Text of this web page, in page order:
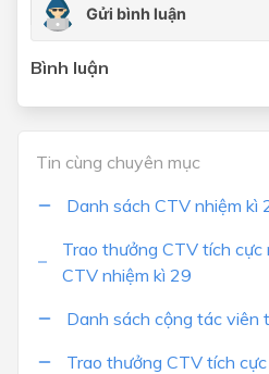
Bình luận
Tin cùng chuyên mục
Danh sách CTV nhiệm kì
Trao thưởng CTV tích
CTV nhiệm kì 29
Danh sách cộng tác viên
Trao thưởng CTV tích